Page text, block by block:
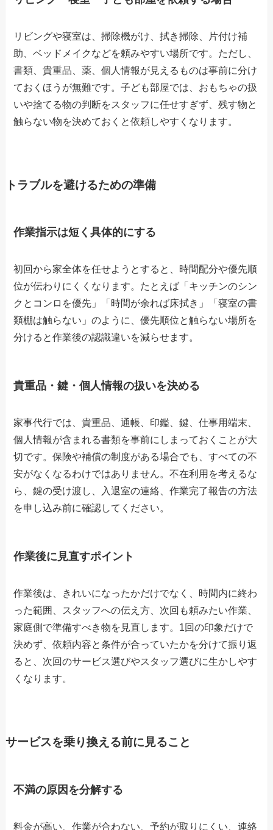
リビングや寝室は、掃除機がけ、拭き掃除、片付け補
助、ベッドメイクなどを頼みやすい場所です。ただし、
書類、貴重品、薬、個人情報が見えるものは事前に分け
ておくほうが無難です。子ども部屋では、おもちゃの扱
いや捨てる物の判断をスタッフに任せすぎず、残す物と
触らない物を決めておくと依頼しやすくなります。
トラブルを避けるための準備
作業指示は短く具体的にする
初回から家全体を任せようとすると、時間配分や優先順
位が伝わりにくくなります。たとえば「キッチンのシン
クとコンロを優先」「時間が余れば床拭き」「寝室の書
類棚は触らない」のように、優先順位と触らない場所を
分けると作業後の認識違いを減らせます。
貴重品・鍵・個人情報の扱いを決める
家事代行では、貴重品、通帳、印鑑、鍵、仕事用端末、
個人情報が含まれる書類を事前にしまっておくことが大
切です。保険や補償の制度がある場合でも、すべての不
安がなくなるわけではありません。不在利用を考えるな
ら、鍵の受け渡し、入退室の連絡、作業完了報告の方法
を申し込み前に確認してください。
作業後に見直すポイント
作業後は、きれいになったかだけでなく、時間内に終わ
った範囲、スタッフへの伝え方、次回も頼みたい作業、
家庭側で準備すべき物を見直します。1回の印象だけで
決めず、依頼内容と条件が合っていたかを分けて振り返
ると、次回のサービス選びやスタッフ選びに生かしやす
くなります。
サービスを乗り換える前に見ること
不満の原因を分解する
料金が高い、作業が合わない、予約が取りにくい、連絡